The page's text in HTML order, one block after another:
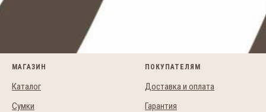
МАГАЗИН
Каталог
Сумки
ПОКУПАТЕЛЯМ
Доставка и оплата
Гарантия